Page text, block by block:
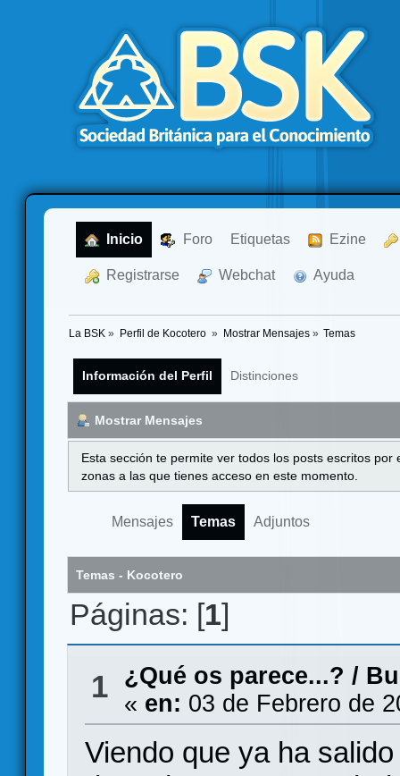
Inicio Foro Etiquetas Ezine
Registrarse Webchat Ayuda
La BSK » Perfil de Kocotero » Mostrar Mensajes» Temas
Información del Perfil Distinciones
Mostrar Mensajes
Esta sección te permite ver todos los posts escritos
zonas a las que tienes acceso en este momento.
Mensajes Temas Adjuntos
Temas - Kocotero
Páginas: [1]
1 ¿Qué os parece...? /
« en: 03 de Febrero de
Viendo que ya ha